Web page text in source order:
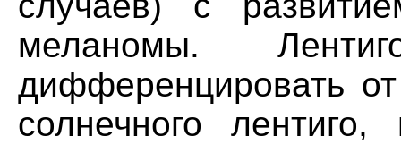
меланомы.
дифференцировать от
солнечного лентиго,